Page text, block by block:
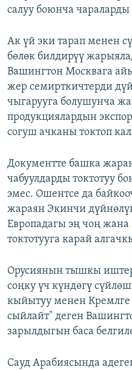
салуу боюнча
Ак үй эки тарап менен
бөлөк билдирүү
Вашингтон Москвага
жер семирткичтерди
чыгарууга болушунча
продукциялардын
согуш ачканы токтоп
Документте башка
чабуулдарды токтотуу
эмес. Ошентсе да
жараян Экинчи
Европадагы эң чоң
токтотууга карай
Орусиянын тышкы
соңку үч күндөгү
кыйытуу менен Кремлге
сыйлайт" деген
зарылдыгын баса
Сауд Арабиясында